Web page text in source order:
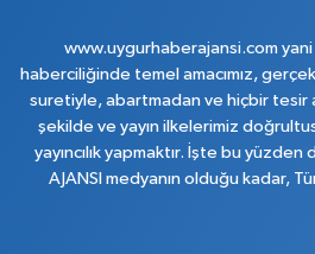
www.uygurhaberajansi.com
haberciliğinde temel amacımız,
suretiyle, abartmadan ve hiçbir tesir
şekilde ve yayın ilkelerimiz
yayıncılık yapmaktır. İşte bu yüzden
AJANSI medyanın olduğu kadar,